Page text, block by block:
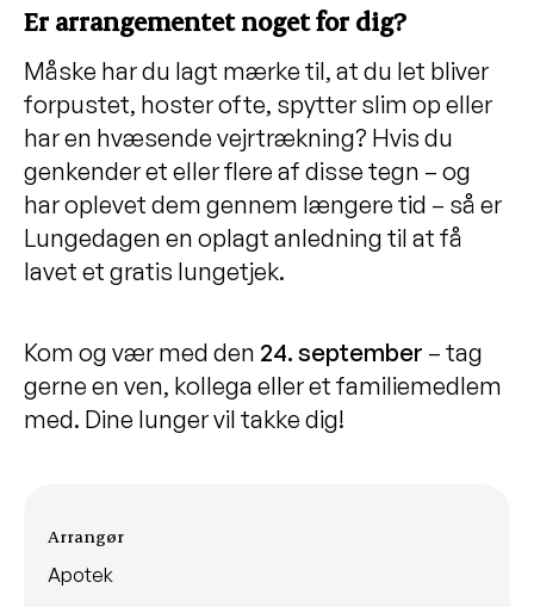
Er arrangementet noget for dig?
Måske har du lagt mærke til, at du let bliver
forpustet, hoster ofte, spytter slim op eller
har en hvæsende vejrtrækning? Hvis du
genkender et eller flere af disse tegn – og
har oplevet dem gennem længere tid – så er
Lungedagen en oplagt anledning til at få
lavet et gratis lungetjek.
Kom og vær med den 24. september – tag
gerne en ven, kollega eller et familiemedlem
med. Dine lunger vil takke dig!
Arrangementsinformationer
Arrangør
Apotek